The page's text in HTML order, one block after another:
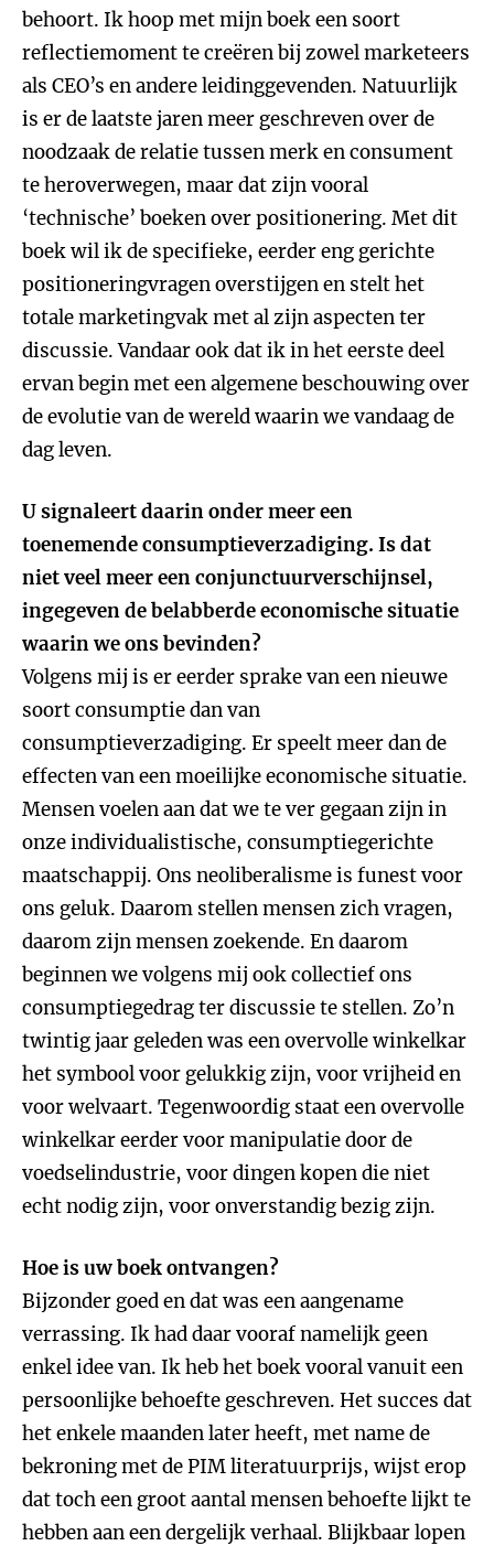
behoort. Ik hoop met mijn boek een soort
reflectiemoment te creëren bij zowel marketeers
als CEO’s en andere leidinggevenden. Natuurlijk
is er de laatste jaren meer geschreven over de
noodzaak de relatie tussen merk en consument
te heroverwegen, maar dat zijn vooral
‘technische’ boeken over positionering. Met dit
boek wil ik de specifieke, eerder eng gerichte
positioneringvragen overstijgen en stelt het
totale marketingvak met al zijn aspecten ter
discussie. Vandaar ook dat ik in het eerste deel
ervan begin met een algemene beschouwing over
de evolutie van de wereld waarin we vandaag de
dag leven.
U signaleert daarin onder meer een
toenemende consumptieverzadiging. Is dat
niet veel meer een conjunctuurverschijnsel,
ingegeven de belabberde economische situatie
waarin we ons bevinden?
Volgens mij is er eerder sprake van een nieuwe
soort consumptie dan van
consumptieverzadiging. Er speelt meer dan de
effecten van een moeilijke economische situatie.
Mensen voelen aan dat we te ver gegaan zijn in
onze individualistische, consumptiegerichte
maatschappij. Ons neoliberalisme is funest voor
ons geluk. Daarom stellen mensen zich vragen,
daarom zijn mensen zoekende. En daarom
beginnen we volgens mij ook collectief ons
consumptiegedrag ter discussie te stellen. Zo’n
twintig jaar geleden was een overvolle winkelkar
het symbool voor gelukkig zijn, voor vrijheid en
voor welvaart. Tegenwoordig staat een overvolle
winkelkar eerder voor manipulatie door de
voedselindustrie, voor dingen kopen die niet
echt nodig zijn, voor onverstandig bezig zijn.
Hoe is uw boek ontvangen?
Bijzonder goed en dat was een aangename
verrassing. Ik had daar vooraf namelijk geen
enkel idee van. Ik heb het boek vooral vanuit een
persoonlijke behoefte geschreven. Het succes dat
het enkele maanden later heeft, met name de
bekroning met de PIM literatuurprijs, wijst erop
dat toch een groot aantal mensen behoefte lijkt te
hebben aan een dergelijk verhaal. Blijkbaar lopen